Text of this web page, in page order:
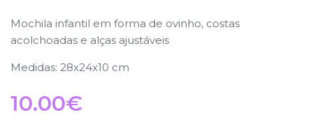
Mochila infantil em forma de ovinho, costas
acolchoadas e alças ajustáveis
Medidas: 28x24x10 cm
10.00€